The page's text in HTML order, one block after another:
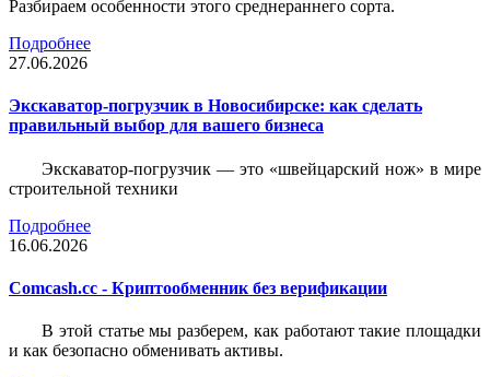
Разбираем особенности этого среднераннего сорта.
Подробнее
27.06.2026
Экскаватор-погрузчик в Новосибирске: как сделать
правильный выбор для вашего бизнеса
Экскаватор-погрузчик — это «швейцарский нож» в мире
строительной техники
Подробнее
16.06.2026
Comcash.cc - Криптообменник без верификации
В этой статье мы разберем, как работают такие площадки
и как безопасно обменивать активы.